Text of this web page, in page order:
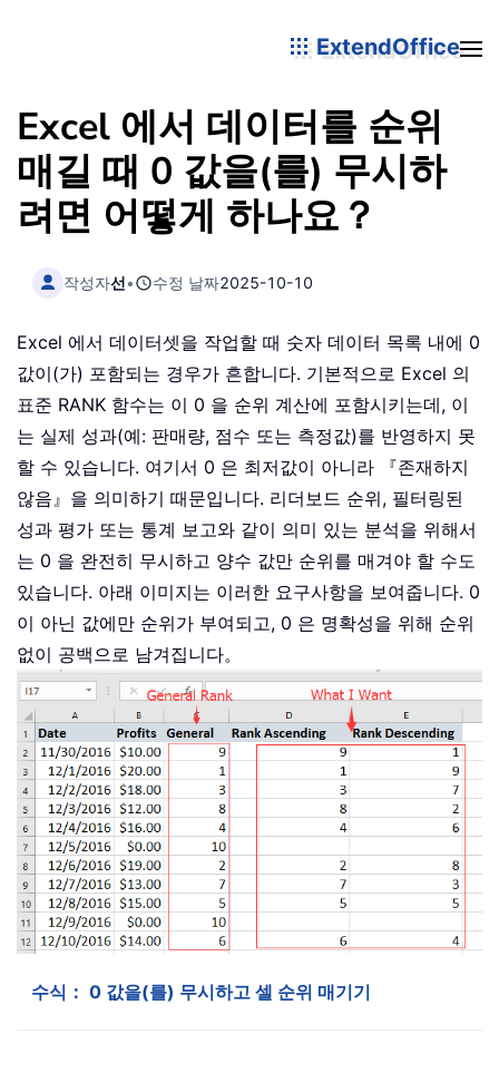
ExtendOffice
Excel 에서 데이터를 순위
매길 때 0 값을(를) 무시하
려면 어떻게 하나요？
작성자선• 수정 날짜2025-10-10
Excel 에서 데이터셋을 작업할 때 숫자 데이터 목록 내에 0
값이(가) 포함되는 경우가 흔합니다. 기본적으로 Excel 의
표준 RANK 함수는 이 0 을 순위 계산에 포함시키는데, 이
는 실제 성과(예: 판매량, 점수 또는 측정값)를 반영하지 못
할 수 있습니다. 여기서 0 은 최저값이 아니라 『존재하지
않음』을 의미하기 때문입니다. 리더보드 순위, 필터링된
성과 평가 또는 통계 보고와 같이 의미 있는 분석을 위해서
는 0 을 완전히 무시하고 양수 값만 순위를 매겨야 할 수도
있습니다. 아래 이미지는 이러한 요구사항을 보여줍니다. 0
이 아닌 값에만 순위가 부여되고, 0 은 명확성을 위해 순위
없이 공백으로 남겨집니다。
수식： 0 값을(를) 무시하고 셀 순위 매기기